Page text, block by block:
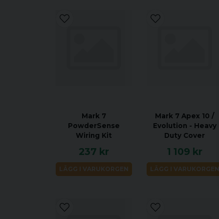
Mark 7
PowderSense
Wiring Kit
237 kr
LÄGG I VARUKORGEN
Mark 7 Apex 10 /
Evolution - Heavy
Duty Cover
1 109 kr
LÄGG I VARUKORGEN